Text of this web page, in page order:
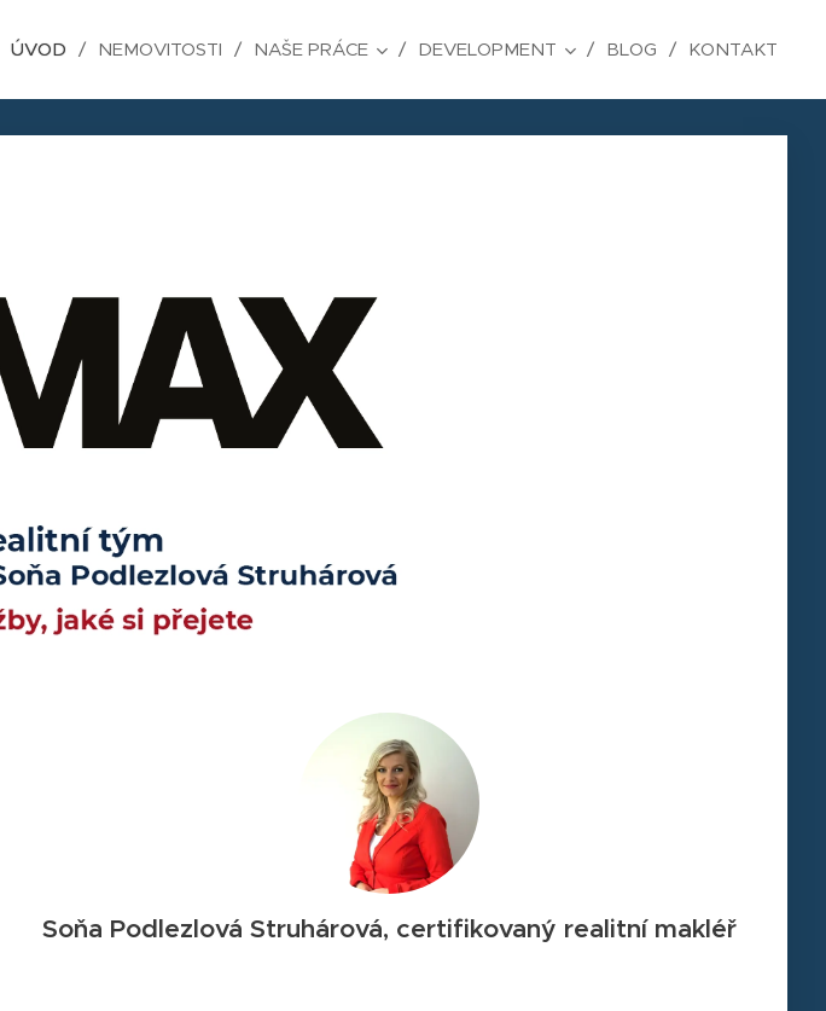
ÚVOD NEMOVITOSTI NAŠE PRÁCE DEVELOPMENT BLOG KONTAKT
Soňa Podlezlová Struhárová, certifikovaný realitní makléř